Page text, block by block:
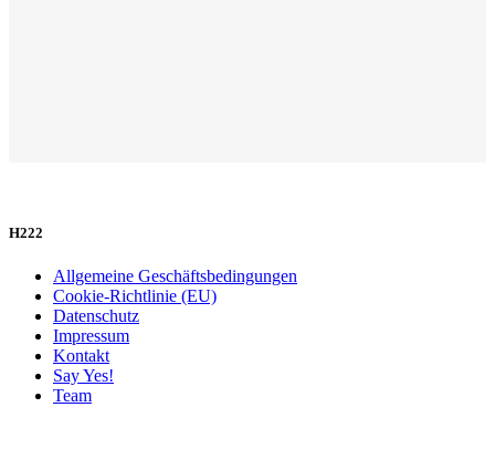
H222
Allgemeine Geschäftsbedingungen
Cookie-Richtlinie (EU)
Datenschutz
Impressum
Kontakt
Say Yes!
Team